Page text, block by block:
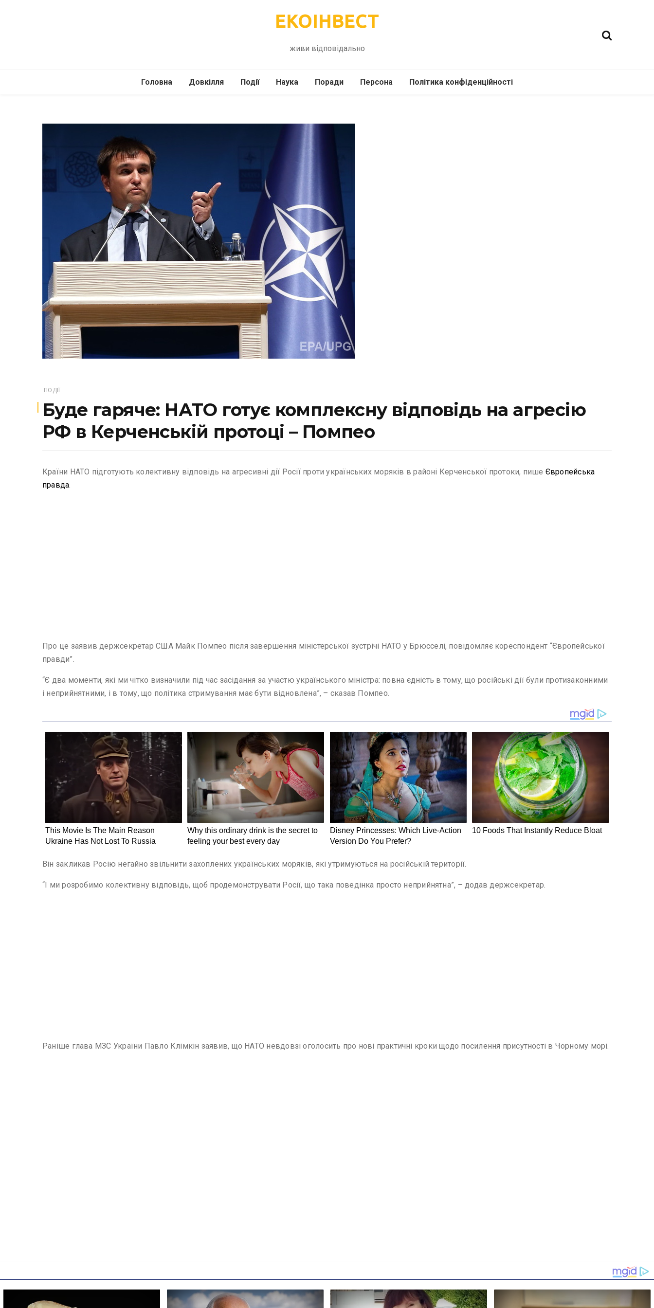
ЕКОІНВЕСТ
живи відповідально
Головна Довкілля
Подорожі
Події
Інше
Наука
Психологія
Технології
Поради
Здоров’я
Персона Політика конфіденційності
ПОДІЇ
Буде гаряче: НАТО готує комплексну відповідь на агресію
РФ в Керченській протоці – Помпео
Країни НАТО підготують колективну відповідь на агресивні дії Росії проти українських моряків в районі Керченської протоки, пише Європейська
правда.
Про це заявив держсекретар США Майк Помпео після завершення міністерської зустрічі НАТО у Брюсселі, повідомляє кореспондент “Європейської
правди”.
“Є два моменти, які ми чітко визначили під час засідання за участю українського міністра: повна єдність в тому, що російські дії були протизаконними
і неприйнятними, і в тому, що політика стримування має бути відновлена”, – сказав Помпео.
Він закликав Росію негайно звільнити захоплених українських моряків, які утримуються на російській території.
“І ми розробимо колективну відповідь, щоб продемонструвати Росії, що така поведінка просто неприйнятна”, – додав держсекретар.
Раніше глава МЗС України Павло Клімкін заявив, що НАТО невдовзі оголосить про нові практичні кроки щодо посилення присутності в Чорному морі.